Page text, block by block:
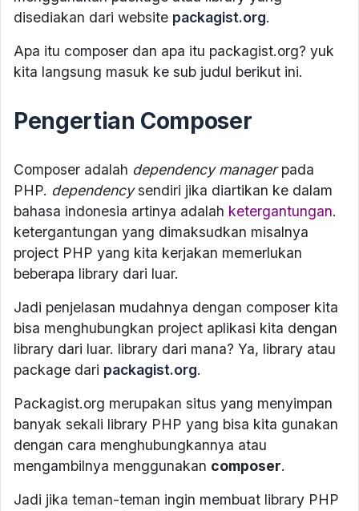
disediakan dari website packagist.org.
Apa itu composer dan apa itu packagist.org? yuk
kita langsung masuk ke sub judul berikut ini.
Pengertian Composer
Composer adalah dependency managerpada
PHP. dependencysendiri jika diartikan ke dalam
bahasa indonesia artinya adalah ketergantungan.
ketergantungan yang dimaksudkan misalnya
project PHP yang kita kerjakan memerlukan
beberapa library dari luar.
Jadi penjelasan mudahnya dengan composer kita
bisa menghubungkan project aplikasi kita dengan
library dari luar. library dari mana? Ya, library atau
package dari packagist.org.
Packagist.org merupakan situs yang menyimpan
banyak sekali library PHP yang bisa kita gunakan
dengan cara menghubungkannya atau
mengambilnya menggunakan composer.
Jadi jika teman-teman ingin membuat library PHP